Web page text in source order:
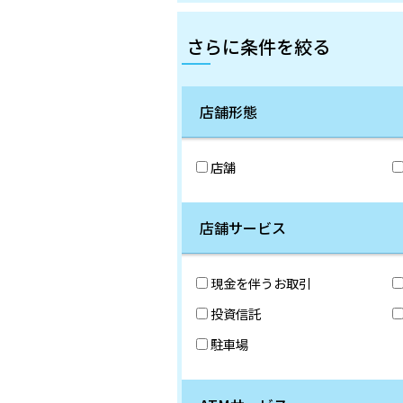
さらに条件を絞る
店舗形態
店舗
店舗サービス
現金を伴うお取引
投資信託
駐車場